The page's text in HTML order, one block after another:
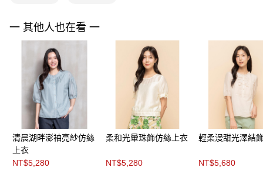
１．透過由恩沛科技股份有限公司提供之「AFTEE先享後付」服務完成之交
易，需依本服務之必要範圍內提供個人資料，並將交易相關給付款項請求債
權轉讓予恩沛科技股份有限公司。
２．關於個人資料處理事宜，請瀏覽以下網址：
https://aftee.tw/terms/#terms3
３．未成年的使用者請事先徵得法定代理人或監護人之同意方可使用
「AFTEE先享後付」，若未經同意申辦者引起之損失，本公司不負相關責
４．使用「AFTEE先享後付」時，將依據個別帳號之用戶狀況，依本公司即
時審查核予不同之上限額度；若仍有額度不足之情形，本公司將視審查結果
請求用戶進行身份認證。
５．嚴禁一人註冊多個帳號或使用他人資訊註冊。若發現惡意使用之情形，
恩沛科技股份有限公司將有權停止該用戶之使用額度並採取法律行動。
免運費
一 其他人也在看 一
清晨湖畔澎袖亮紗仿絲
上衣
NT$5,280
柔和光暈珠飾仿絲上衣
NT$5,280
輕柔漫甜光澤結
NT$5,680